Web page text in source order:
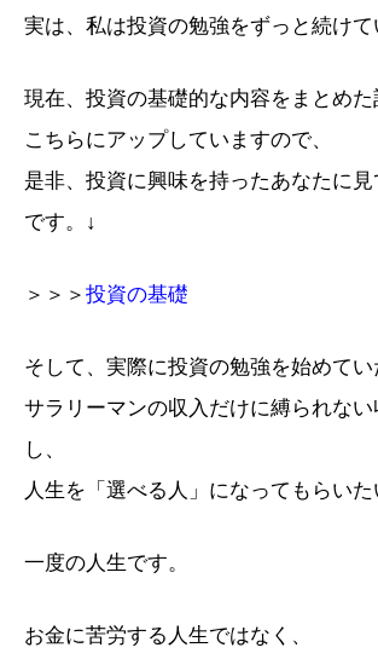
実は、私は投資の勉強をずっと続けて
現在、投資の基礎的な内容をまとめ
こちらにアップしていますので、
是非、投資に興味を持ったあなたに
です。↓
＞＞＞投資の基礎
そして、実際に投資の勉強を始めてい
サラリーマンの収入だけに縛られな
し、
人生を「選べる人」になってもらいた
一度の人生です。
お金に苦労する人生ではなく、